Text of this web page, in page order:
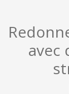
avec